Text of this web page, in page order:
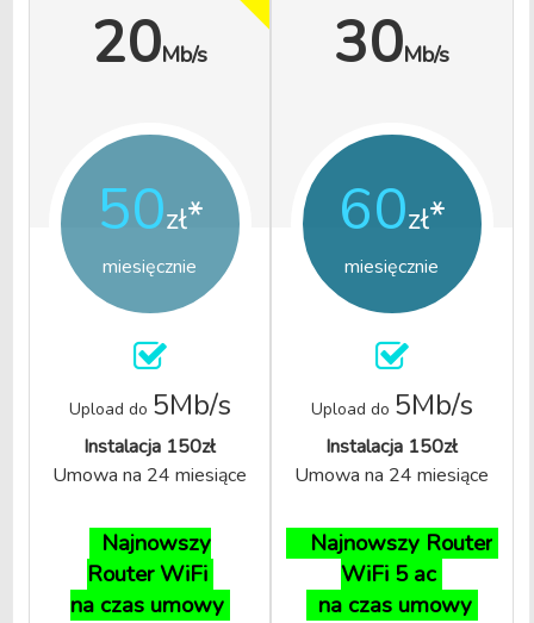
20Mb/s
50zł*
miesięcznie
Upload do 5Mb/s
Instalacja 150zł
Umowa na 24 miesiące
Najnowszy
RouterWiFi
na czas umowy
30Mb/s
60zł*
miesięcznie
Upload do 5Mb/s
Instalacja 150zł
Umowa na 24 miesiące
Najnowszy Router
WiFi 5 ac
na czas umowy